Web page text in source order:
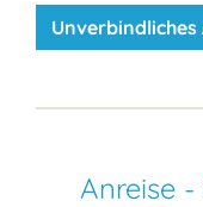
Anreise